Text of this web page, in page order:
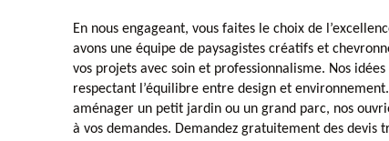
En nous engageant, vous faites le choix de
avons une équipe de paysagistes créatifs et
vos projets avec soin et professionnalisme. Nos
respectant l’équilibre entre design et
aménager un petit jardin ou un grand parc, nos
à vos demandes. Demandez gratuitement des devis